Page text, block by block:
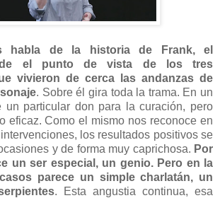
habla de la historia de Frank, el
el punto de vista de los tres
vivieron de cerca las andanzas de
. Sobre él gira toda la trama. En un
un particular don para la curación, pero
eficaz. Como el mismo nos reconoce en
los resultados positivos se
y de forma muy caprichosa. Por
un ser especial, un genio. Pero en la
parece un simple charlatán, un
. Esta angustia continua, esa